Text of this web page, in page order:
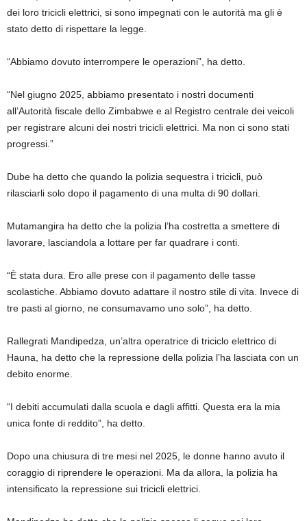
dei loro tricicli elettrici, si sono impegnati con le autorità ma gli è
stato detto di rispettare la legge.
“Abbiamo dovuto interrompere le operazioni”, ha detto.
“Nel giugno 2025, abbiamo presentato i nostri documenti
all’Autorità fiscale dello Zimbabwe e al Registro centrale dei veicoli
per registrare alcuni dei nostri tricicli elettrici. Ma non ci sono stati
progressi.”
Dube ha detto che quando la polizia sequestra i tricicli, può
rilasciarli solo dopo il pagamento di una multa di 90 dollari.
Mutamangira ha detto che la polizia l’ha costretta a smettere di
lavorare, lasciandola a lottare per far quadrare i conti.
“È stata dura. Ero alle prese con il pagamento delle tasse
scolastiche. Abbiamo dovuto adattare il nostro stile di vita. Invece di
tre pasti al giorno, ne consumavamo uno solo”, ha detto.
Rallegrati Mandipedza, un’altra operatrice di triciclo elettrico di
Hauna, ha detto che la repressione della polizia l’ha lasciata con un
debito enorme.
“I debiti accumulati dalla scuola e dagli affitti. Questa era la mia
unica fonte di reddito”, ha detto.
Dopo una chiusura di tre mesi nel 2025, le donne hanno avuto il
coraggio di riprendere le operazioni. Ma da allora, la polizia ha
intensificato la repressione sui tricicli elettrici.